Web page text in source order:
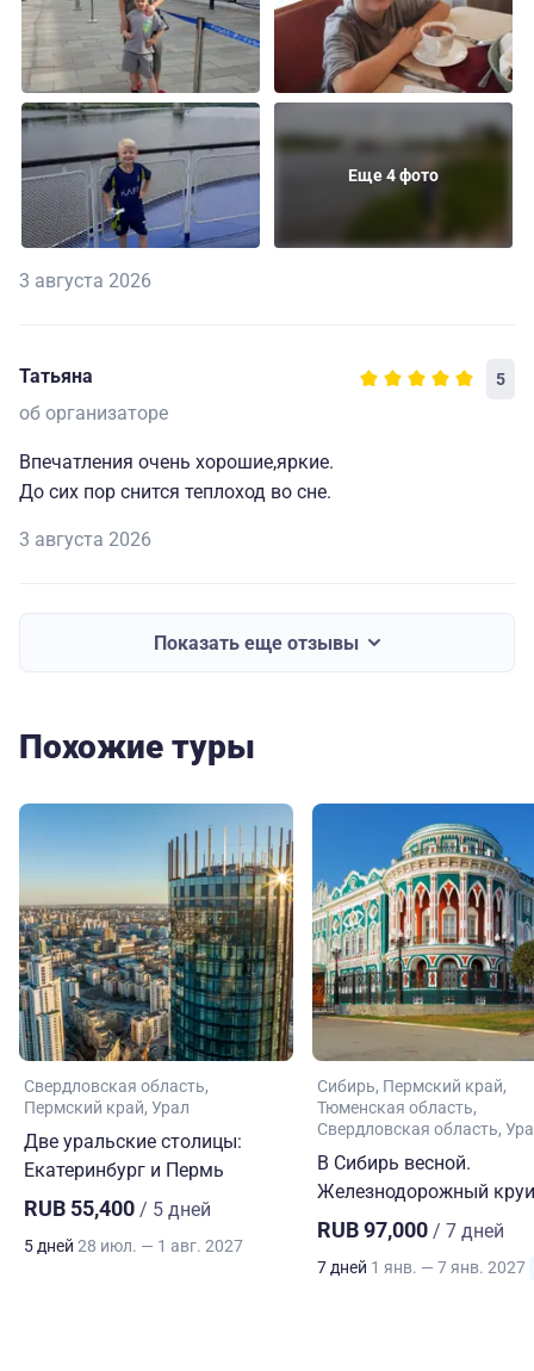
Еще 4 фото
3 августа 2026
Татьяна 5
об организаторе
Впечатления очень хорошие,яркие.
До сих пор снится теплоход во сне.
3 августа 2026
Показать еще отзывы
Похожие туры
Свердловская область
Пермский край Урал
Две уральские столицы:
Екатеринбург и Пермь
RUB 55,400 / 5 дней
5 дней 28 июл. — 1 авг. 2027
Сибирь Пермский край
Тюменская область
Свердловская область
В Сибирь весной.
Железнодорожный
RUB 97,000 / 7 дней
7 дней 1 янв. — 7 янв. 2027